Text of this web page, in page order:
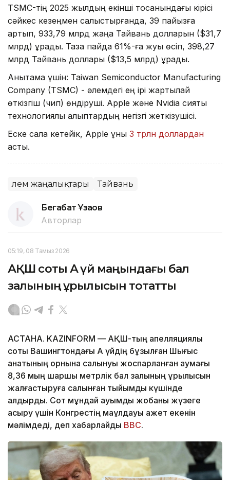
TSMC-тің 2025 жылдың екінші тоқсанындағы кірісі
сәйкес кезеңмен салыстырғанда, 39 пайызға
артып, 933,79 млрд жаңа Тайвань долларын ($31,7
млрд) құрады. Таза пайда 61%-ға жуық өсіп, 398,27
млрд Тайвань доллары ($13,5 млрд) құрады.
Анықтама үшін: Taiwan Semiconductor Manufacturing
Company (TSMC) - әлемдегі ең ірі жартылай
өткізгіш (чип) өндіруші. Apple және Nvidia сияқты
технологиялық алыптардың негізгі жеткізушісі.
Еске сала кетейік, Apple құны 3 трлн доллардан
асты.
Әлем жаңалықтары Тайвань
Бегабат Ұзақов
Авторлар
05:19, 08 Тамыз 2026
АҚШ соты Ақ үй маңындағы бал
залының құрылысын тоқтатты
АСТАНА. KAZINFORM — АҚШ-тың апелляциялық
соты Вашингтондағы Ақ үйдің бұзылған Шығыс
қанатының орнына салынуы жоспарланған аумағы
8,36 мың шаршы метрлік бал залының құрылысын
жалғастыруға салынған тыйымды күшінде
қалдырды. Сот мұндай ауқымды жобаны жүзеге
асыру үшін Конгрестің мақұлдауы қажет екенін
мәлімдеді, деп хабарлайды BBC.